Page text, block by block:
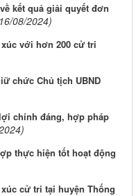
kết quả giải quyết đơn
08/2024)
với hơn 200 cử tri
chức Chủ tịch UBND
chính đáng, hợp pháp
thực hiện tốt hoạt động
cử tri tại huyện Thống